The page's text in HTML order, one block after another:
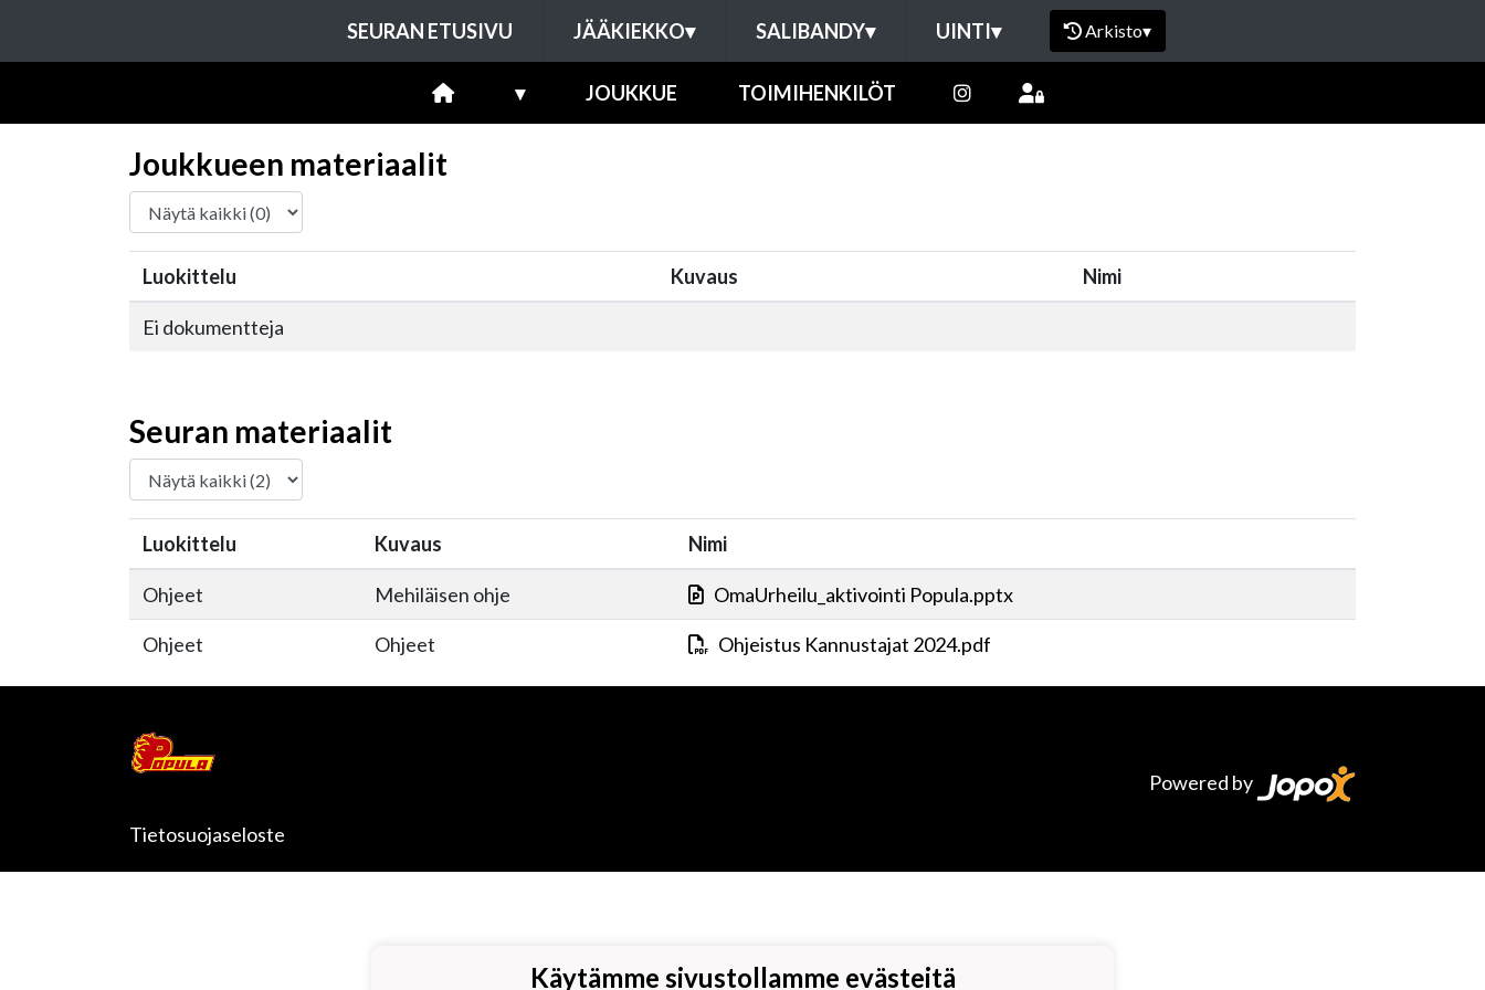
SEURAN ETUSIVU JÄÄKIEKKO▾ SALIBANDY▾ UINTI▾ Arkisto▾
▾ JOUKKUE TOIMIHENKILÖT
Joukkueen materiaalit
Luokittelu Kuvaus Nimi
Ei dokumentteja
Seuran materiaalit
Luokittelu Kuvaus Nimi
Ohjeet Mehiläisen ohje OmaUrheilu_aktivointi Popula.pptx
Ohjeet Ohjeet Ohjeistus Kannustajat 2024.pdf
Tietosuojaseloste
Powered by
Käytämme sivustollamme evästeitä